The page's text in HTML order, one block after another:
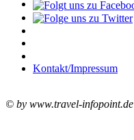
Kontakt/Impressum
© by www.travel-infopoint.de